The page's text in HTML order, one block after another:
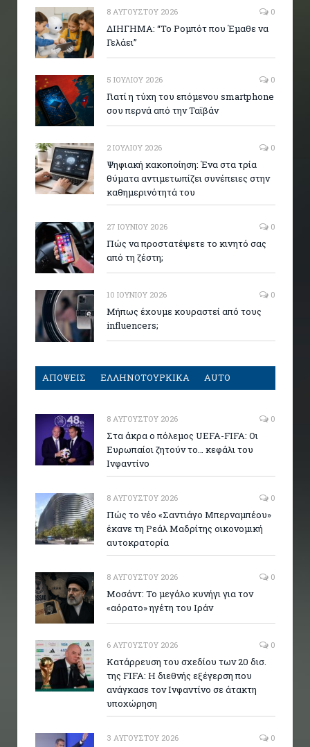
8 ΑΥΓΟΎΣΤΟΥ 2026 0
ΔΙΗΓΗΜΑ: “Το Ρομπότ που Έμαθε να
Γελάει”
5 ΙΟΥΛΊΟΥ 2026 0
Γιατί η τύχη του επόμενου smartphone
σου περνά από την Ταϊβάν
2 ΙΟΥΛΊΟΥ 2026 0
Ψηφιακή κακοποίηση: Ένα στα τρία
θύματα αντιμετωπίζει συνέπειες στην
καθημερινότητά του
27 ΙΟΥΝΊΟΥ 2026 0
Πώς να προστατέψετε το κινητό σας
από τη ζέστη;
10 ΙΟΥΝΊΟΥ 2026 0
Μήπως έχουμε κουραστεί από τους
influencers;
ΑΠΟΨΕΙΣ ΕΛΛΗΝΟΤΟΥΡΚΙΚΑ AUTO
8 ΑΥΓΟΎΣΤΟΥ 2026 0
Στα άκρα ο πόλεμος UEFA-FIFA: Οι
Ευρωπαίοι ζητούν το… κεφάλι του
Ινφαντίνο
8 ΑΥΓΟΎΣΤΟΥ 2026 0
Πώς το νέο «Σαντιάγο Μπερναμπέου»
έκανε τη Ρεάλ Μαδρίτης οικονομική
αυτοκρατορία
8 ΑΥΓΟΎΣΤΟΥ 2026 0
Μοσάντ: Το μεγάλο κυνήγι για τον
«αόρατο» ηγέτη του Ιράν
6 ΑΥΓΟΎΣΤΟΥ 2026 0
Κατάρρευση του σχεδίου των 20 δισ.
της FIFA: Η διεθνής εξέγερση που
ανάγκασε τον Ινφαντίνο σε άτακτη
υποχώρηση
3 ΑΥΓΟΎΣΤΟΥ 2026 0